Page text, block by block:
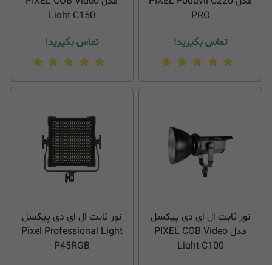
PRO
تماس بگیرید!
Light C150
تماس بگیرید!
نور ثابت ال ای دی پیکسل
مدل PIXEL COB Video
Light C100
نور ثابت ال ای دی پیکسل
Pixel Professional Light
P45RGB